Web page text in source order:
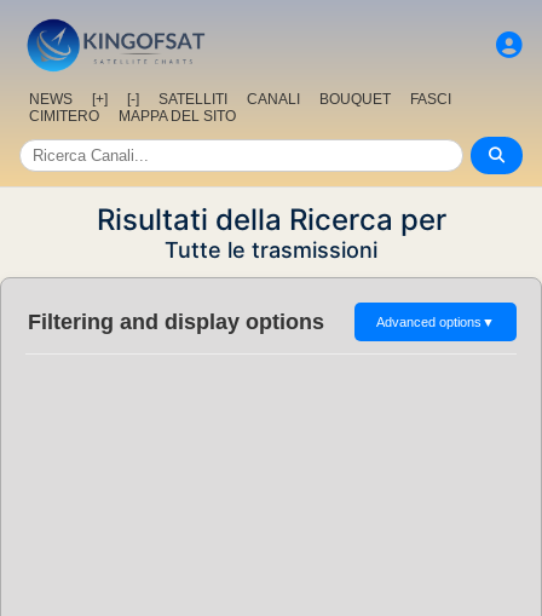
NEWS [+] [-] SATELLITI CANALI BOUQUET
FASCI
CIMITERO
MAPPA DEL SITO
Risultati della Ricerca per
Tutte le trasmissioni
Filtering and display options Advanced options ▼